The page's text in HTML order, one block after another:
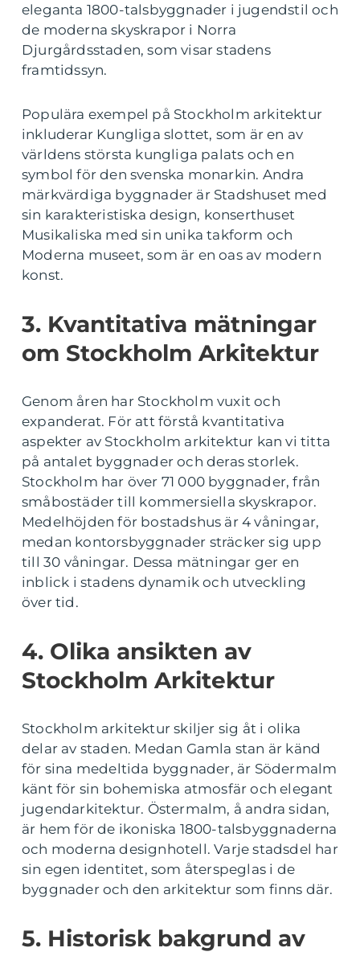
eleganta 1800-talsbyggnader i jugendstil och
de moderna skyskrapor i Norra
Djurgårdsstaden, som visar stadens
framtidssyn.
Populära exempel på Stockholm arkitektur
inkluderar Kungliga slottet, som är en av
världens största kungliga palats och en
symbol för den svenska monarkin. Andra
märkvärdiga byggnader är Stadshuset med
sin karakteristiska design, konserthuset
Musikaliska med sin unika takform och
Moderna museet, som är en oas av modern
konst.
3. Kvantitativa mätningar
om Stockholm Arkitektur
Genom åren har Stockholm vuxit och
expanderat. För att förstå kvantitativa
aspekter av Stockholm arkitektur kan vi titta
på antalet byggnader och deras storlek.
Stockholm har över 71 000 byggnader, från
småbostäder till kommersiella skyskrapor.
Medelhöjden för bostadshus är 4 våningar,
medan kontorsbyggnader sträcker sig upp
till 30 våningar. Dessa mätningar ger en
inblick i stadens dynamik och utveckling
över tid.
4. Olika ansikten av
Stockholm Arkitektur
Stockholm arkitektur skiljer sig åt i olika
delar av staden. Medan Gamla stan är känd
för sina medeltida byggnader, är Södermalm
känt för sin bohemiska atmosfär och elegant
jugendarkitektur. Östermalm, å andra sidan,
är hem för de ikoniska 1800-talsbyggnaderna
och moderna designhotell. Varje stadsdel har
sin egen identitet, som återspeglas i de
byggnader och den arkitektur som finns där.
5. Historisk bakgrund av